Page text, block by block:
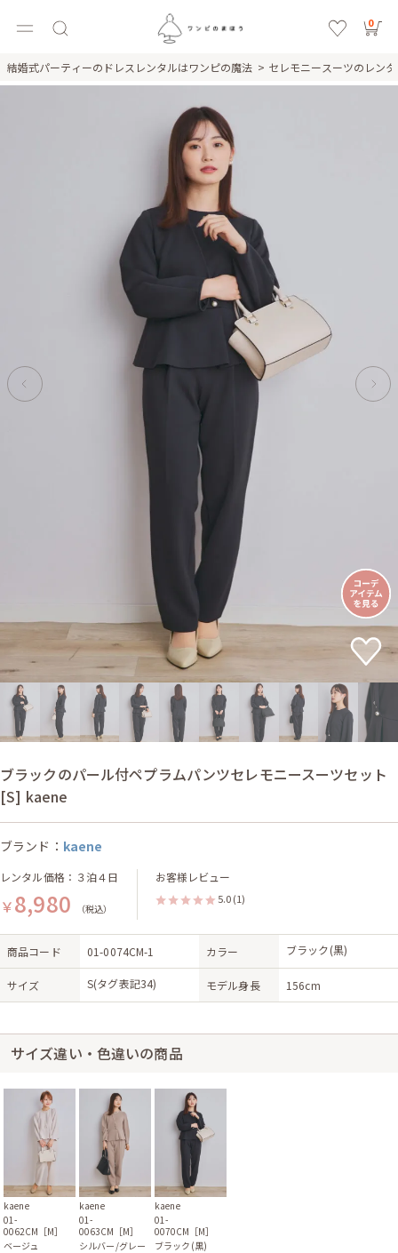
0
結婚式パーティーのドレスレンタルはワンピの魔法 セレモニースーツのレン
ブラックのパール付ペプラムパンツセレモニースーツセット
[S] kaene
ブランド： kaene
レンタル価格：３泊４日
￥8,980 （税込）
お客様レビュー
5.0 (1)
商品コード 01-0074CM-1 カラー ブラック(黒)
サイズ S(タグ表記34) モデル身長 156cm
サイズ違い・色違いの商品
kaene
01-
0062CM［M］
ベージュ
kaene
01-
0063CM［M］
シルバー/グレー
kaene
01-
0070CM［M］
ブラック(黒)